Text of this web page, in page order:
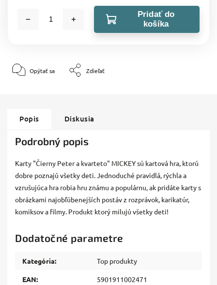
Pridať do
košíka
Opýtať sa Zdieľať
Popis Diskusia
Podrobný popis
Karty "Čierny Peter a kvarteto" MICKEY sú kartová hra, ktorú
dobre poznajú všetky deti. Jednoduché pravidlá, rýchla a
vzrušujúca hra robia hru známu a populárnu, ak pridáte karty s
obrázkami najobľúbenejších postáv z rozprávok, karikatúr,
komiksov a filmy. Produkt ktorý milujú všetky deti!
Dodatočné parametre
Kategória: Top produkty
EAN: 5901911002471